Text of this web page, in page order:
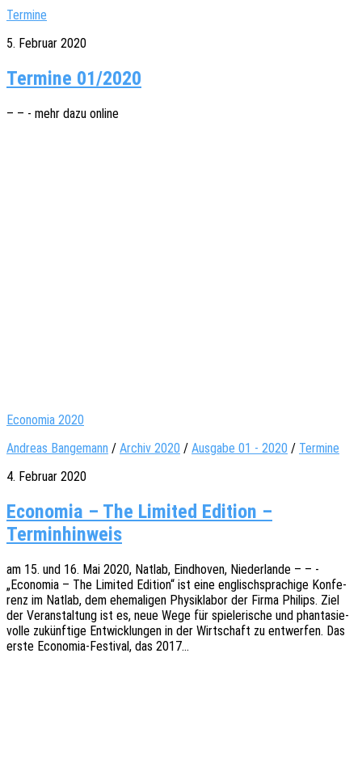
Termine
5. Februar 2020
Termine 01/2020
– – - mehr dazu online
Economia 2020
Andreas Bangemann / Archiv 2020 / Ausgabe 01 - 2020 / Termine
4. Februar 2020
Economia – The Limited Edition –
Terminhinweis
am 15. und 16. Mai 2020, Natlab, Eind­ho­ven, Nieder­lan­de – – -
„Econo­mia – The Limi­t­ed Editi­on“ ist eine englisch­spra­chi­ge Konfe­
renz im Natlab, dem ehema­li­gen Physik­la­bor der Firma Phil­ips. Ziel
der Veran­stal­tung ist es, neue Wege für spie­le­ri­sche und phan­ta­sie­
vol­le zukünf­ti­ge Entwick­lun­gen in der Wirt­schaft zu entwer­fen. Das
erste Econo­­­mia-Festi­­val, das 2017…